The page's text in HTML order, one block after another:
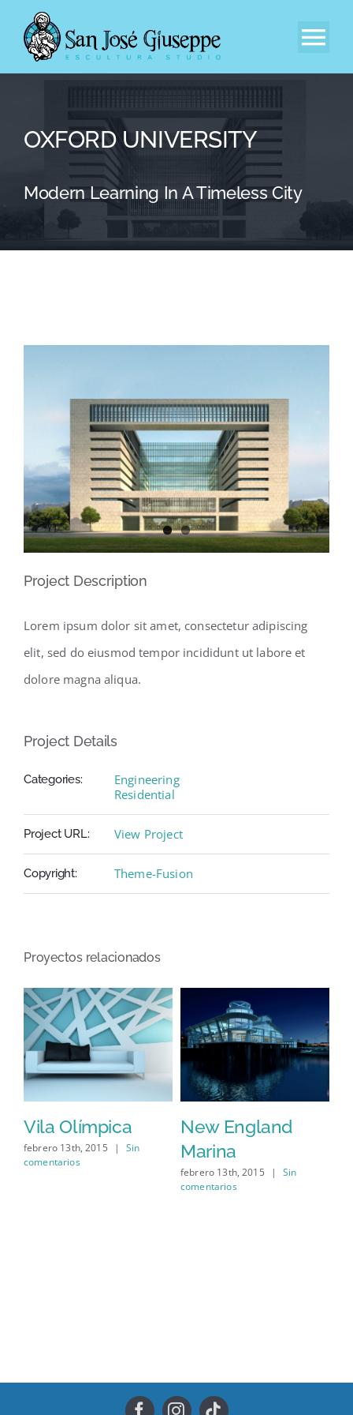
contenido
Nuestra Empresa
Experiencia
Catálogo
EN
OXFORD UNIVERSITY
Modern Learning In A Timeless City
Image
Project Description
Lorem ipsum dolor sit amet, consectetur adipiscing
elit, sed do eiusmod tempor incididunt ut labore et
dolore magna aliqua.
Project Details
Categories:
Engineering
Residential
Project URL: View Project
Copyright: Theme-Fusion
Proyectos relacionados
Vila Olímpica
febrero 13th, 2015 |
Sin
comentarios
New England
Marina
febrero 13th, 2015 |
Sin
comentarios